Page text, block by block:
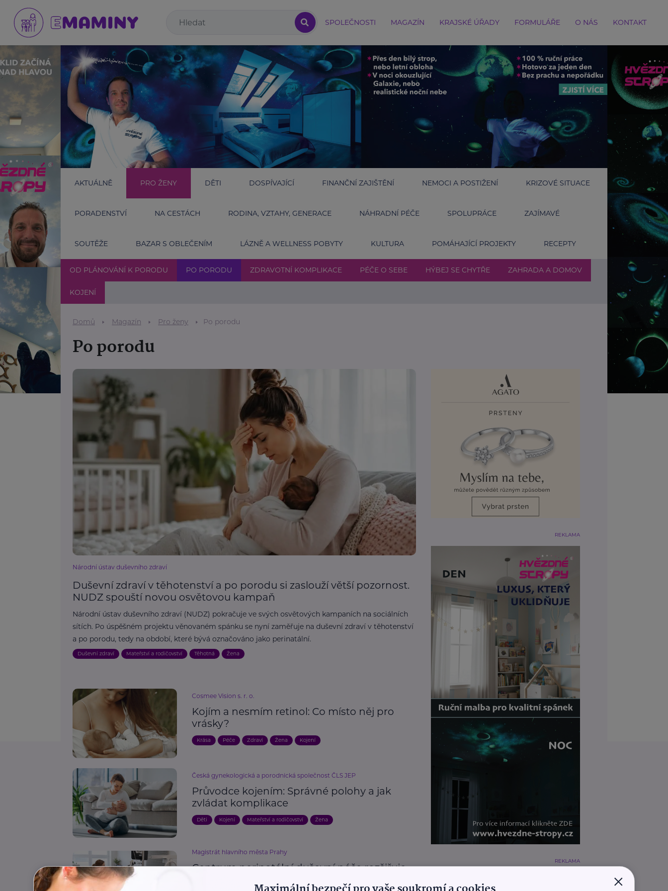
SPOLEČNOSTI MAGAZÍN KRAJSKÉ ÚŘADY FORMULÁŘE O NÁS KONTAKT
AKTUÁLNĚ PRO ŽENY DĚTI DOSPÍVAJÍCÍ FINANČNÍ ZAJIŠTĚNÍ NEMOCI A POSTIŽENÍ KRIZOVÉ SITUACE
PORADENSTVÍ NA CESTÁCH RODINA, VZTAHY, GENERACE NÁHRADNÍ PÉČE SPOLUPRÁCE ZAJÍMAVÉ
SOUTĚŽE BAZAR S OBLEČENÍM LÁZNĚ A WELLNESS POBYTY KULTURA POMÁHAJÍCÍ PROJEKTY RECEPTY
OD PLÁNOVÁNÍ K PORODU PO PORODU ZDRAVOTNÍ KOMPLIKACE PÉČE O SEBE HÝBEJ SE CHYTŘE ZAHRADA A DOMOV
KOJENÍ
Domů Magazín Pro ženy Po porodu
Po porodu
Národní ústav duševního zdraví
Duševní zdraví v těhotenství a po porodu si zaslouží větší pozornost.
NUDZ spouští novou osvětovou kampaň
Národní ústav duševního zdraví (NUDZ) pokračuje ve svých osvětových kampaních na sociálních
sítích. Po úspěšném projektu věnovaném spánku se nyní zaměřuje na duševní zdraví v těhotenství
a po porodu, tedy na období, které bývá označováno jako perinatální.
Duševní zdraví Mateřství a rodičovství Těhotná Žena
Cosmee Vision s. r. o.
Kojím a nesmím retinol: Co místo něj pro
vrásky?
Krása Péče Zdraví Žena Kojení
Česká gynekologická a porodnická společnost ČLS JEP
Průvodce kojením: Správné polohy a jak
zvládat komplikace
Děti Kojení Mateřství a rodičovství Žena
Magistrát hlavního města Prahy
Centrum perinatální duševní péče rozšiřuje
REKLAMA
REKLAMA
×